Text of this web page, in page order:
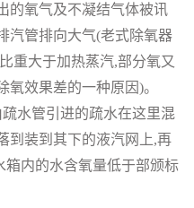
的氧气及不凝结气体被讯
汽管排向大气(老式除氧器
重大于加热蒸汽,部分氧又
效果差的一种原因)。
水管引进的疏水在这里混
到装到其下的液汽网上,再
内的水含氧量低于部颁标